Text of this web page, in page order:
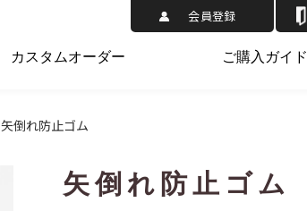
カスタムオーダー ご購入ガイド
会員登録
矢倒れ防止ゴム
矢倒れ防止ゴム